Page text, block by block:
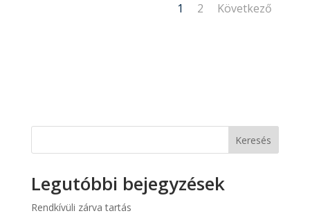
1 2 Következő
Keresés
Legutóbbi bejegyzések
Rendkívüli zárva tartás